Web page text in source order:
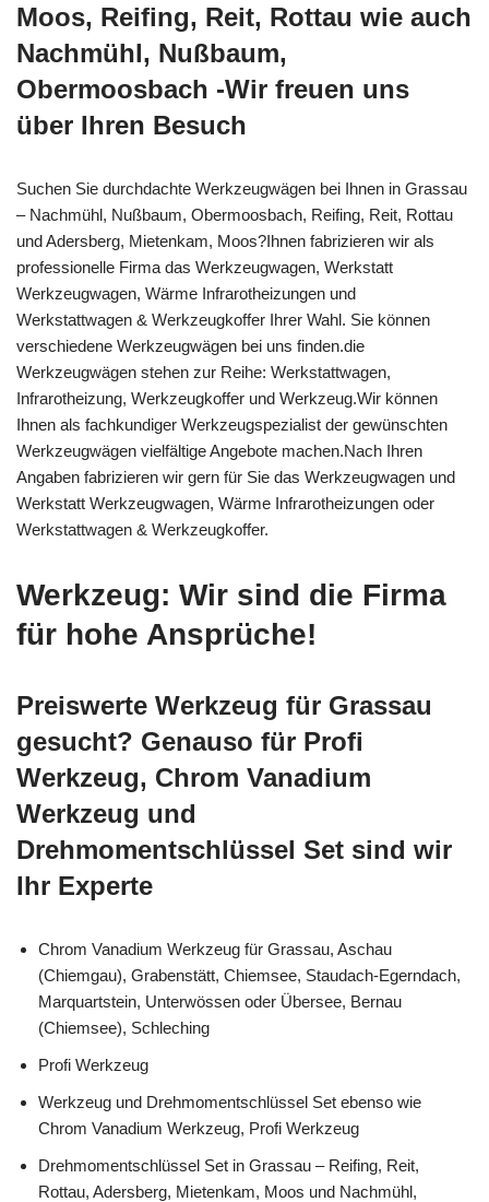
Moos, Reifing, Reit, Rottau wie auch
Nachmühl, Nußbaum,
Obermoosbach -Wir freuen uns
über Ihren Besuch
Suchen Sie durchdachte Werkzeugwägen bei Ihnen in Grassau
– Nachmühl, Nußbaum, Obermoosbach, Reifing, Reit, Rottau
und Adersberg, Mietenkam, Moos?Ihnen fabrizieren wir als
professionelle Firma das Werkzeugwagen, Werkstatt
Werkzeugwagen, Wärme Infrarotheizungen und
Werkstattwagen & Werkzeugkoffer Ihrer Wahl. Sie können
verschiedene Werkzeugwägen bei uns finden.die
Werkzeugwägen stehen zur Reihe: Werkstattwagen,
Infrarotheizung, Werkzeugkoffer und Werkzeug.Wir können
Ihnen als fachkundiger Werkzeugspezialist der gewünschten
Werkzeugwägen vielfältige Angebote machen.Nach Ihren
Angaben fabrizieren wir gern für Sie das Werkzeugwagen und
Werkstatt Werkzeugwagen, Wärme Infrarotheizungen oder
Werkstattwagen & Werkzeugkoffer.
Werkzeug: Wir sind die Firma
für hohe Ansprüche!
Preiswerte Werkzeug für Grassau
gesucht? Genauso für Profi
Werkzeug, Chrom Vanadium
Werkzeug und
Drehmomentschlüssel Set sind wir
Ihr Experte
Chrom Vanadium Werkzeug für Grassau, Aschau
(Chiemgau), Grabenstätt, Chiemsee, Staudach-Egerndach,
Marquartstein, Unterwössen oder Übersee, Bernau
(Chiemsee), Schleching
Profi Werkzeug
Werkzeug und Drehmomentschlüssel Set ebenso wie
Chrom Vanadium Werkzeug, Profi Werkzeug
Drehmomentschlüssel Set in Grassau – Reifing, Reit,
Rottau, Adersberg, Mietenkam, Moos und Nachmühl,